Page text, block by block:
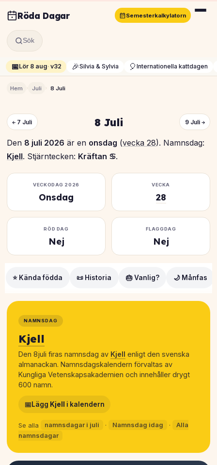
Röda Dagar Semesterkalkylatorn
Sök
📅Lör 8 aug· v32 🎉Silvia & Sylvia 🎈Internationella kattdagen
Hem Juli 8 Juli
← 7 Juli 8 Juli 9 Juli →
Den 8 juli 2026 är en onsdag (vecka 28). Namnsdag:
Kjell. Stjärntecken: Kräftan ♋.
VECKODAG 2026
Onsdag
VECKA
28
RÖD DAG
Nej
FLAGGDAG
Nej
⭐ Kända födda 📜 Historia 🎂 Vanlig? 🌙 Månfas
NAMNSDAG
Kjell
Den 8juli firas namnsdag av Kjell enligt den svenska
almanackan. Namnsdagskalendern förvaltas av
Kungliga Vetenskapsakademien och innehåller drygt
600 namn.
📅Lägg Kjell i kalendern
Se alla namnsdagar i juli · Namnsdag idag ·
Alla
namnsdagar